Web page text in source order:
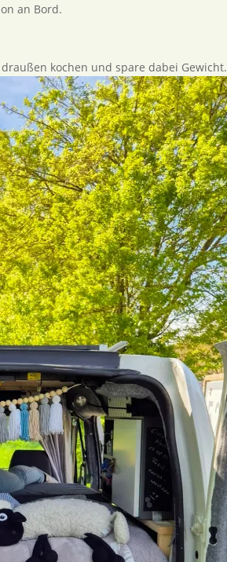
an Bord.
kochen und spare dabei Gewicht.